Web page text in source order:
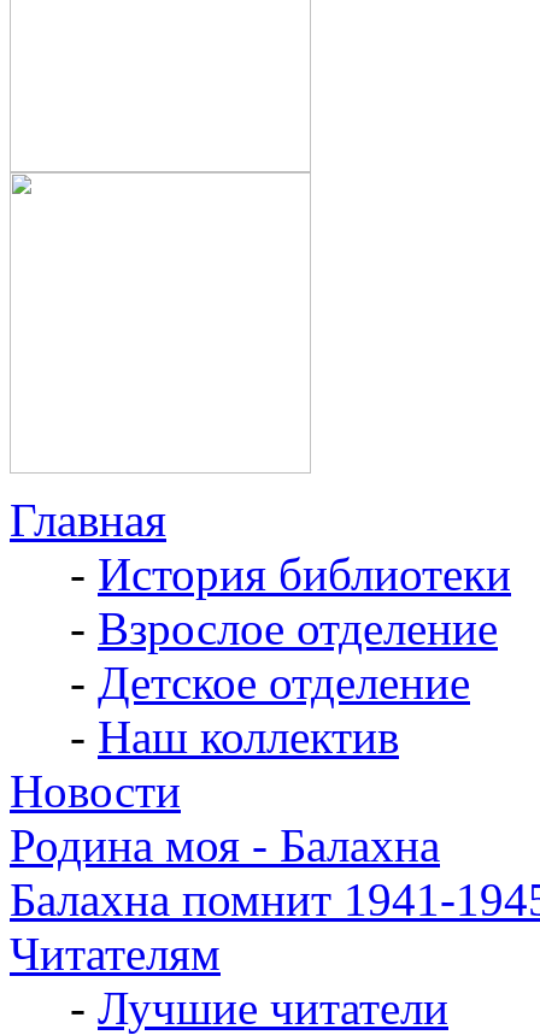
Главная
- История библиотеки
- Взрослое отделение
- Детское отделение
- Наш коллектив
Новости
Родина моя - Балахна
Балахна помнит 1941-
Читателям
- Лучшие читатели